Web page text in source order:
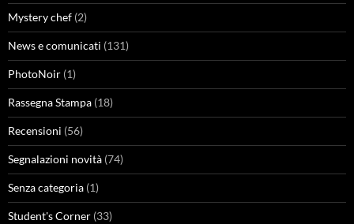
Mystery chef (2)
News e comunicati (131)
PhotoNoir (1)
Rassegna Stampa (18)
Recensioni (56)
Segnalazioni novità (74)
Senza categoria (1)
Student's Corner (33)